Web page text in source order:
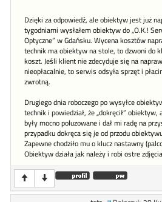
Dzięki za odpowiedź, ale obiektyw jest już
tygodniami wysłałem obiektyw do „O.K.!
Optyczne” w Gdańsku. Wycena kosztów
technik ma obiektyw na stole, to dzwoni do
koszt. Jeśli klient nie zdecyduje się na
nieopłacalnie, to serwis odsyła sprzęt i
zwrotną.
Drugiego dnia roboczego po wysyłce
technik i powiedział, że „dokręcił” obiektyw,
były mocno poluzowane i dał mi radę na
przypadku dokręca się je od przodu
Zapewne chodziło mu o klucz nastawny
Obiektyw działa jak należy i robi ostre